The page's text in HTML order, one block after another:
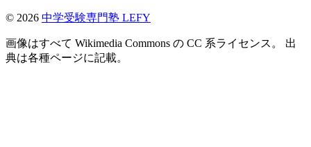
© 2026 中学受験専門塾 LEFY
画像はすべて Wikimedia Commons の CC 系ライセンス。 出
典は各種ページに記載。